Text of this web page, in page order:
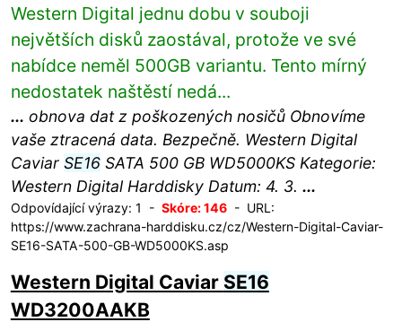
Western Digital jednu dobu v souboji
největších disků zaostával, protože ve své
nabídce neměl 500GB variantu. Tento mírný
nedostatek naštěstí nedá...
... obnova dat z poškozených nosičů Obnovíme
vaše ztracená data. Bezpečně. Western Digital
Caviar SE16SATA 500 GB WD5000KS Kategorie:
Western Digital Harddisky Datum: 4. 3. ...
Odpovídající výrazy: 1 - Skóre: 146- URL:
https://www.zachrana-harddisku.cz/cz/Western-Digital-Caviar-
SE16-SATA-500-GB-WD5000KS.asp
Western Digital Caviar SE16
WD3200AAKB